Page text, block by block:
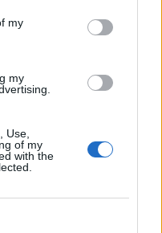
my
my
Use,
of my
with the
στην Αρχαία
ΗΠΑ